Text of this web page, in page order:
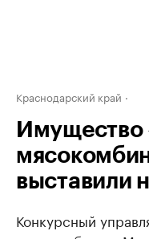
Краснодарский край
Имущество
выставили
Конкурсный